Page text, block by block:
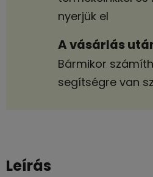
nyerjük el
A vásárlás
Bármikor
segítségre van
Leírás